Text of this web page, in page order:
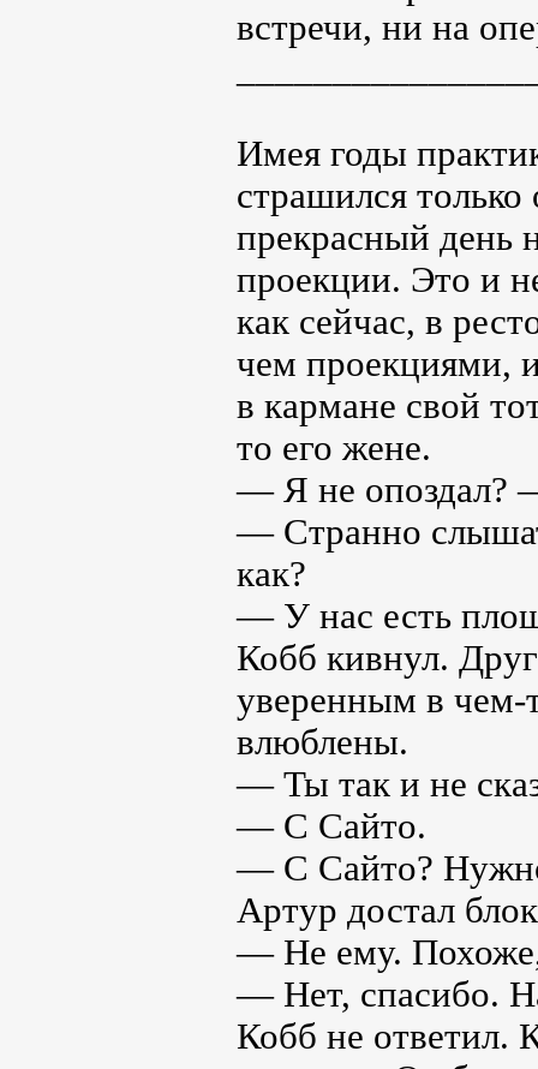
встречи, ни на
Имея годы
страшился
прекрасный день
проекции. Это и
как сейчас, в
чем проекциями,
в кармане свой
то его жене.
— Я не опоздал?
— Странно
как?
— У нас есть
Кобб кивнул.
уверенным в чем-
влюблены.
— Ты так и не
— С Сайто.
— С Сайто? Нужно
Артур достал
— Не ему. Похоже,
— Нет, спасибо.
Кобб не ответил.